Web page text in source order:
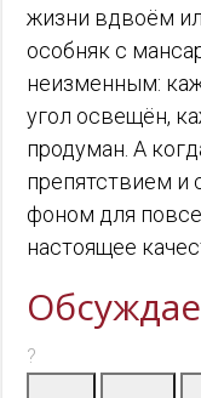
жизни вдвоём
особняк с
неизменным:
угол освещён,
продуман. А
препятствием и
фоном для
настоящее
?